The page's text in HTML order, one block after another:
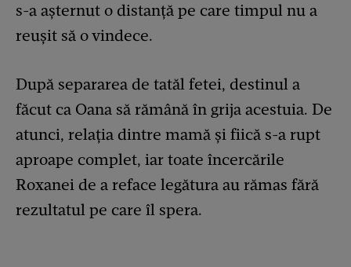
s-a așternut o distanță pe care timpul nu a
reușit să o vindece.
După separarea de tatăl fetei, destinul a
făcut ca Oana să rămână în grija acestuia. De
atunci, relația dintre mamă și fiică s-a rupt
aproape complet, iar toate încercările
Roxanei de a reface legătura au rămas fără
rezultatul pe care îl spera.